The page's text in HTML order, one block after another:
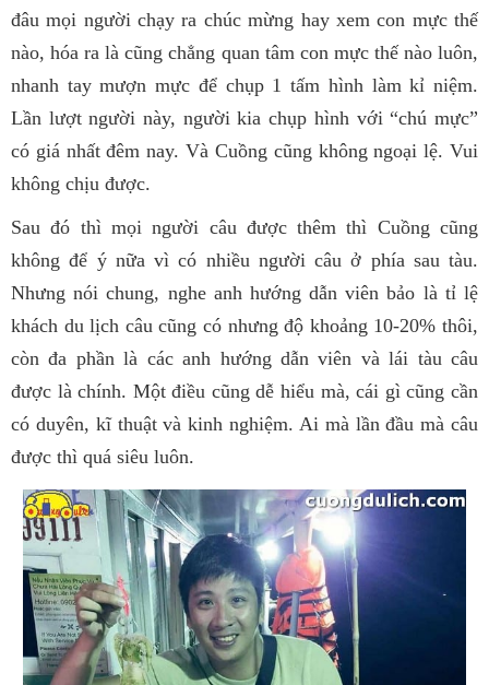
đâu mọi người chạy ra chúc mừng hay xem con mực thế
nào, hóa ra là cũng chẳng quan tâm con mực thế nào luôn,
nhanh tay mượn mực để chụp 1 tấm hình làm kỉ niệm.
Lần lượt người này, người kia chụp hình với “chú mực”
có giá nhất đêm nay. Và Cuồng cũng không ngoại lệ. Vui
không chịu được.
Sau đó thì mọi người câu được thêm thì Cuồng cũng
không để ý nữa vì có nhiều người câu ở phía sau tàu.
Nhưng nói chung, nghe anh hướng dẫn viên bảo là tỉ lệ
khách du lịch câu cũng có nhưng độ khoảng 10-20% thôi,
còn đa phần là các anh hướng dẫn viên và lái tàu câu
được là chính. Một điều cũng dễ hiểu mà, cái gì cũng cần
có duyên, kĩ thuật và kinh nghiệm. Ai mà lần đầu mà câu
được thì quá siêu luôn.